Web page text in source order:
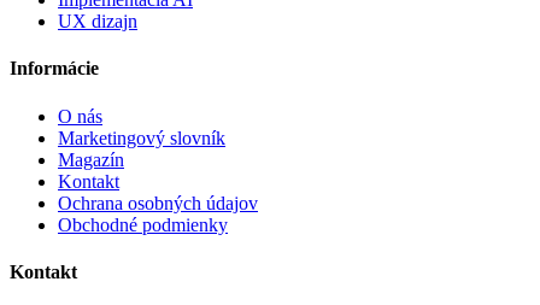
UX dizajn
Informácie
O nás
Marketingový slovník
Magazín
Kontakt
Ochrana osobných údajov
Obchodné podmienky
Kontakt